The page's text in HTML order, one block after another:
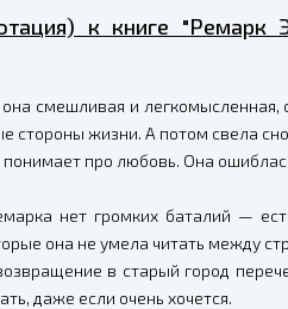
к книге
смешливая и легкомысленная,
стороны жизни. А потом свела
понимает про любовь. Она
нет громких баталий —
она не умела читать между
в старый город
даже если очень хочется.